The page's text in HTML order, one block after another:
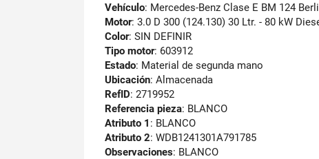
Vehículo: Mercedes-Benz Clase E BM 124
Motor: 3.0 D 300 (124.130) 30 Ltr. - 80 kW
Color: SIN DEFINIR
Tipo motor: 603912
Estado: Material de segunda mano
Ubicación: Almacenada
RefID: 2719952
Referencia pieza: BLANCO
Atributo 1 : BLANCO
Atributo 2: WDB1241301A791785
Observaciones: BLANCO